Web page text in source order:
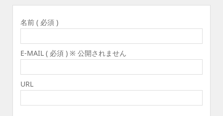
名前 ( 必須 )
E-MAIL ( 必須 ) ※ 公開されません
URL